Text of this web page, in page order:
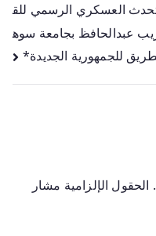
العسكري الرسمي للق
عبدالحافظ بجامعة سوه
للجمهورية الجديدة*
الحقول الإلزامية مشار